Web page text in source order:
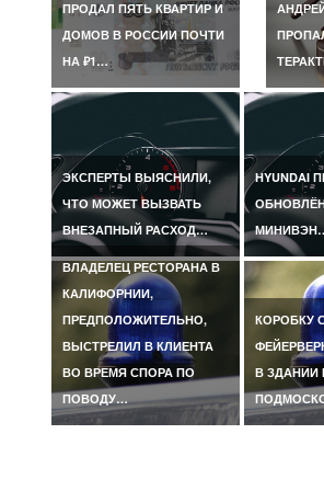
ПРОДАЛ ПЯТЬ КВАРТИР И
ДОМОВ В РОССИИ ПОЧТИ
НА ₽1…
ЭКСПЕРТЫ ВЫЯСНИЛИ,
ЧТО МОЖЕТ ВЫЗВАТЬ
ВНЕЗАПНЫЙ РАСХОД…
HYUNDAI
ВЛАДЕЛЕЦ РЕСТОРАНА В
КАЛИФОРНИИ,
ПРЕДПОЛОЖИТЕЛЬНО,
ВЫСТРЕЛИЛ В КЛИЕНТА
ВО ВРЕМЯ СПОРА ПО
ПОВОДУ…
КОРОБКУ
В ЗДАНИИ